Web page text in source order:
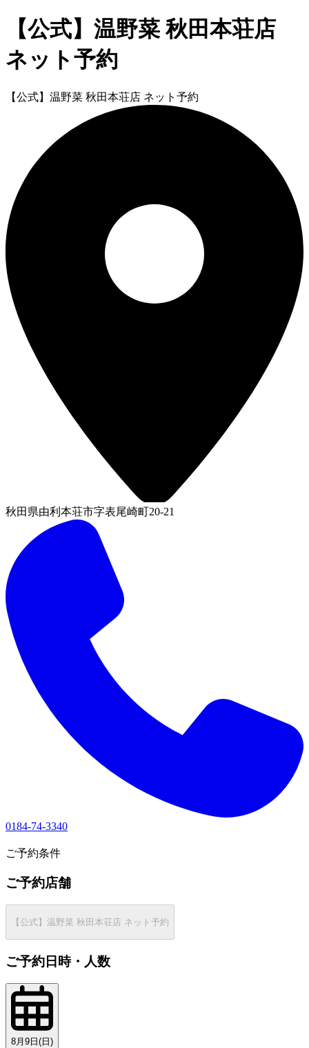
【公式】温野菜 秋田本荘店
ネット予約
【公式】温野菜 秋田本荘店 ネット予約
秋田県由利本荘市字表尾崎町20-21
0184-74-3340
ご予約条件
ご予約店舗
【公式】温野菜 秋田本荘店 ネット予約
ご予約日時・人数
8月9日(日)